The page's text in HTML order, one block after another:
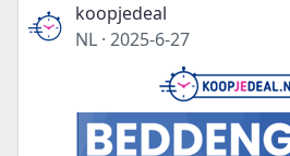
koopjedeal
NL · 2025-6-27